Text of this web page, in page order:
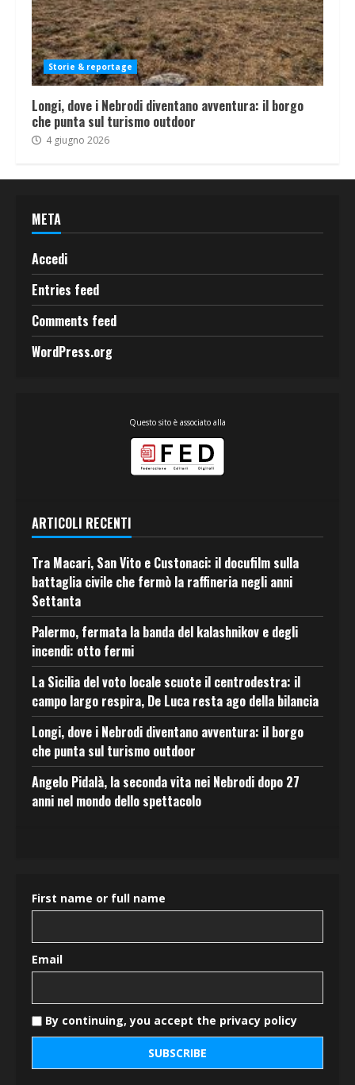
Storie & reportage
Longi, dove i Nebrodi diventano avventura: il borgo
che punta sul turismo outdoor
4 giugno 2026
META
Accedi
Entries feed
Comments feed
WordPress.org
Questo sito è associato alla
ARTICOLI RECENTI
Tra Macari, San Vito e Custonaci: il docufilm sulla
battaglia civile che fermò la raffineria negli anni
Settanta
Palermo, fermata la banda del kalashnikov e degli
incendi: otto fermi
La Sicilia del voto locale scuote il centrodestra: il
campo largo respira, De Luca resta ago della bilancia
Longi, dove i Nebrodi diventano avventura: il borgo
che punta sul turismo outdoor
Angelo Pidalà, la seconda vita nei Nebrodi dopo 27
anni nel mondo dello spettacolo
First name or full name
Email
By continuing, you accept the privacy policy